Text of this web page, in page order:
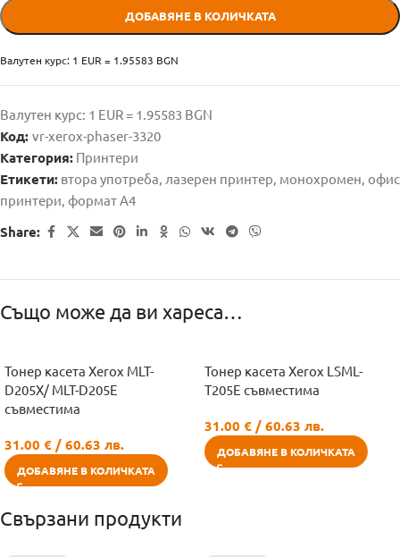
ДОБАВЯНЕ В КОЛИЧКАТА
Валутен курс: 1 EUR = 1.95583 BGN
Валутен курс: 1 EUR = 1.95583 BGN
Код: vr-xerox-phaser-3320
Категория: Принтери
Етикети: втора употреба, лазерен принтер, монохромен, офис
принтери, формат А4
Share:
Също може да ви хареса…
Тонер касета Xerox MLT-
D205X/ MLT-D205E
съвместима
31.00 € / 60.63 лв.
ДОБАВЯНЕ В КОЛИЧКАТА
Тонер касета Xerox LSML-
T205E съвместима
31.00 € / 60.63 лв.
ДОБАВЯНЕ В КОЛИЧКАТА
Свързани продукти